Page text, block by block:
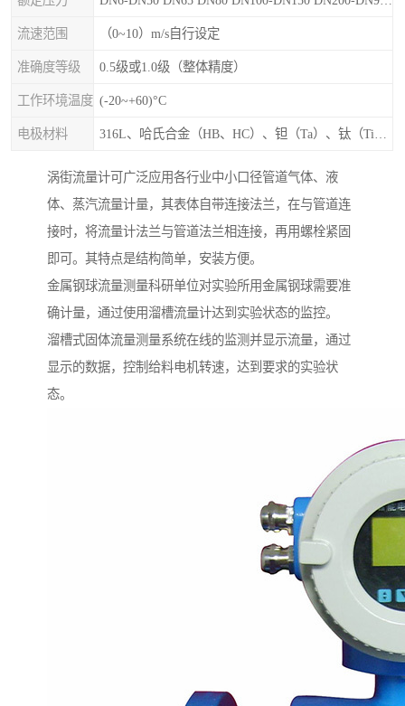
流速范围 （0~10）m/s自行设定
准确度等级 0.5级或1.0级（整体精度）
工作环境温度 (-20~+60)°C
电极材料
涡街流量计可广泛应用各行业中小口径管道气体、液
体、蒸汽流量计量，其表体自带连接法兰，在与管道连
接时，将流量计法兰与管道法兰相连接，再用螺栓紧固
即可。其特点是结构简单，安装方便。
金属钢球流量测量科研单位对实验所用金属钢球需要准
确计量，通过使用溜槽流量计达到实验状态的监控。
溜槽式固体流量测量系统在线的监测并显示流量，通过
显示的数据，控制给料电机转速，达到要求的实验状
态。